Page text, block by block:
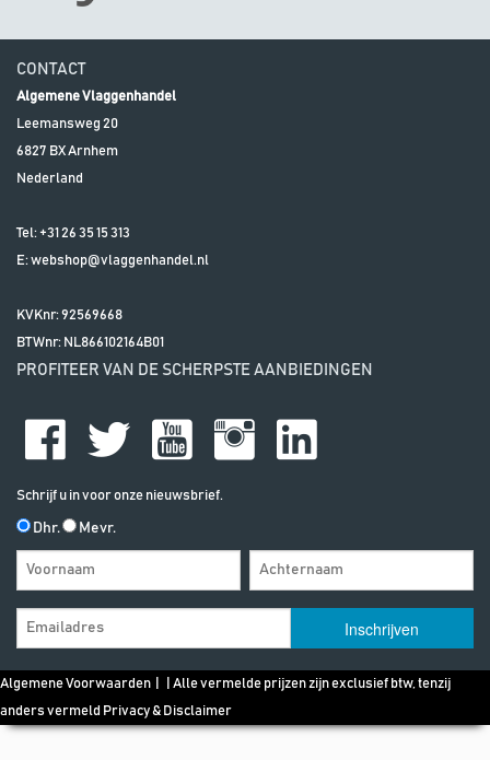
CONTACT
Algemene Vlaggenhandel
Leemansweg 20
6827 BXArnhem
Nederland
Tel: +31 26 35 15 313
E:webshop@vlaggenhandel.nl
KVKnr: 92569668
BTWnr: NL866102164B01
PROFITEER VAN DE SCHERPSTE AANBIEDINGEN
Schrijf u in voor onze nieuwsbrief.
Dhr. Mevr.
Algemene Voorwaarden | | Alle vermelde prijzen zijn exclusief btw, tenzij
anders vermeld Privacy & Disclaimer